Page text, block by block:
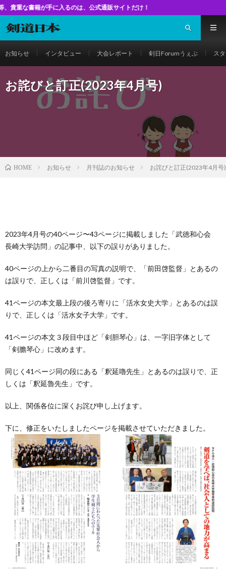
に入るのは、公式通販サイトだけ！
お知らせ インタビュー 大会レポート 剣日Forumうぇぶ ス
お詫びと訂正(2023年4月号)
HOME お知らせ 月刊誌のお知らせ お詫びと訂正(2023年4月号)
2023年4月号の40ページ〜43ページに掲載しました「武徳和心会
長崎大学訪問」の記事中、以下の誤りがありました。
40ページの上から二番目の写真の説明で、「前田啓監督」とあるの
は誤りで、正しくは「前川啓監督」です。
41ページの本文最上段の後ろ寄りに「活水女史大学」とあるのは誤
りで、正しくは「活水女子大学」です。
41ページの本文３段目中ほど「剣胆琴心」は、一字旧字体として
「剣膽琴心」に改めます。
同じく41ページ同の段にある「釈延嚕先生」とあるのは誤りで、正
しくは「釈延魯先生」です。
以上、関係各位に深くお詫び申し上げます。
下に、修正をいたしましたページを掲載させていただきました。